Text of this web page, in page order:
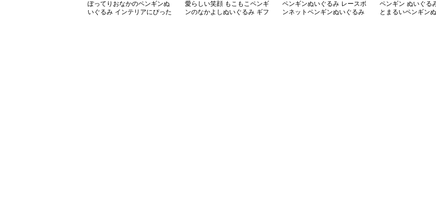
ぽってりおなかのペンギンぬ
いぐるみ インテリアにぴった
愛らしい笑顔 もこもこペンギ
ンのなかよしぬいぐるみ ギフ
ペンギンぬいぐるみ レースボ
ンネットペンギンぬいぐるみ
ペンギン ぬいぐる
とまるいペンギン